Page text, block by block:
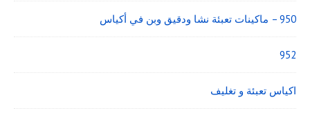
950 – ماكينات تعبئة نشا ودقيق وبن في أكياس
952
اكياس تعبئة و تغليف